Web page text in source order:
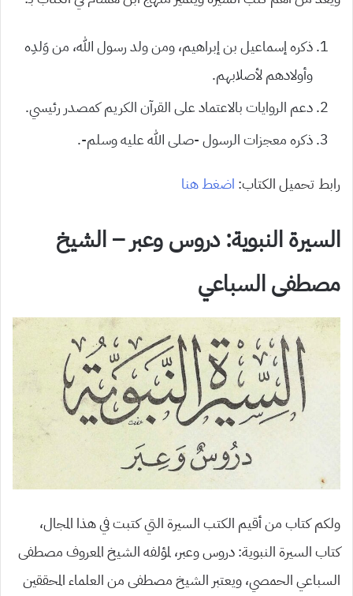
ذكره إسماعيل بن إبراهيم، ومن ولد رسول الله، من وَلدِه
وأولادهم لأصلابهم.
دعم الروايات بالاعتماد على القرآن الكريم كمصدر رئيسي.
ذكره معجزات الرسول -صلى الله عليه وسلم-.
رابط تحميل الكتاب: اضغط هنا
السيرة النبوية: دروس وعبر – الشيخ
مصطفى السباعي
ولكم كتاب من أقيم الكتب السيرة التي كتبت في هذا المجال،
كتاب السيرة النبوية: دروس وعبر، لمؤلفه الشيخ المعروف مصطفى
السباعي الحمصي، ويعتبر الشيخ مصطفى من العلماء المحققين